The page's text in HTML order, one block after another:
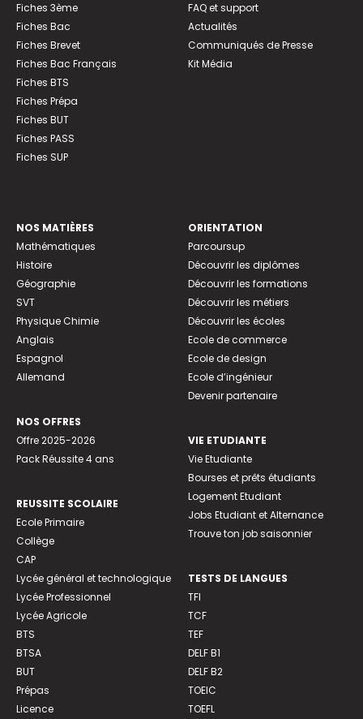
Fiches 3ème
Fiches Bac
Fiches Brevet
Fiches Bac Français
Fiches BTS
Fiches Prépa
Fiches BUT
Fiches PASS
Fiches SUP
FAQ et support
Actualités
Communiqués de Presse
Kit Média
NOS MATIÈRES
Mathématiques
Histoire
Géographie
SVT
Physique Chimie
Anglais
Espagnol
Allemand
NOS OFFRES
Offre 2025-2026
Pack Réussite 4 ans
REUSSITE SCOLAIRE
Ecole Primaire
Collège
CAP
Lycée général et technologique
Lycée Professionnel
Lycée Agricole
BTS
BTSA
BUT
Prépas
Licence
ORIENTATION
Parcoursup
Découvrir les diplômes
Découvrir les formations
Découvrir les métiers
Découvrir les écoles
Ecole de commerce
Ecole de design
Ecole d’ingénieur
Devenir partenaire
VIE ETUDIANTE
Vie Etudiante
Bourses et prêts étudiants
Logement Etudiant
Jobs Etudiant et Alternance
Trouve ton job saisonnier
TESTS DE LANGUES
TFI
TCF
TEF
DELF B1
DELF B2
TOEIC
TOEFL